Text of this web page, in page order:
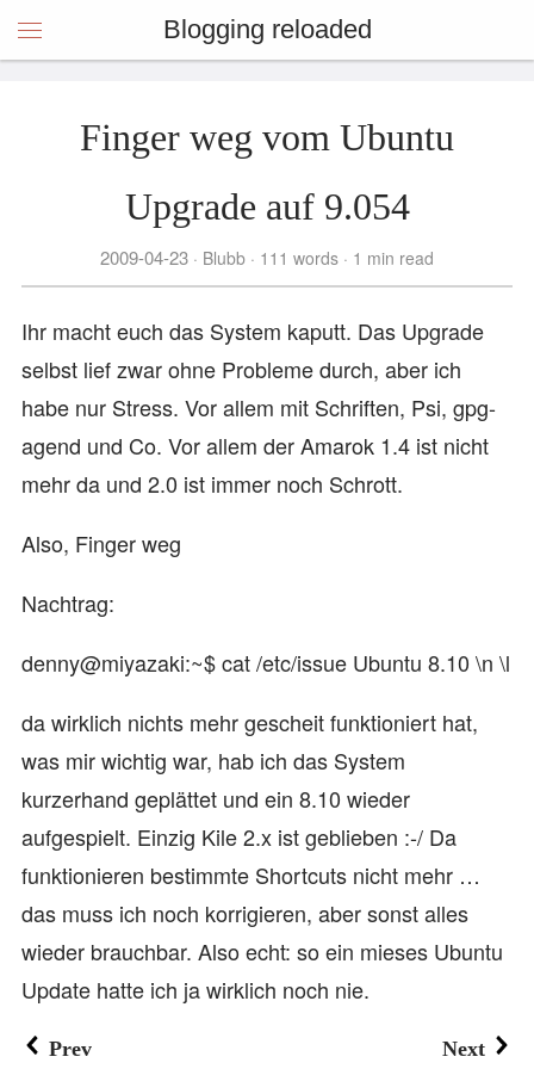
Blogging reloaded
Finger weg vom Ubuntu
Upgrade auf 9.054
2009-04-23 Blubb 111 words 1 min read
Ihr macht euch das System kaputt. Das Upgrade
selbst lief zwar ohne Probleme durch, aber ich
habe nur Stress. Vor allem mit Schriften, Psi, gpg-
agend und Co. Vor allem der Amarok 1.4 ist nicht
mehr da und 2.0 ist immer noch Schrott.
Also, Finger weg
Nachtrag:
denny@miyazaki:~$ cat /etc/issue Ubuntu 8.10 \n \l
da wirklich nichts mehr gescheit funktioniert hat,
was mir wichtig war, hab ich das System
kurzerhand geplättet und ein 8.10 wieder
aufgespielt. Einzig Kile 2.x ist geblieben :-/ Da
funktionieren bestimmte Shortcuts nicht mehr …
das muss ich noch korrigieren, aber sonst alles
wieder brauchbar. Also echt: so ein mieses Ubuntu
Update hatte ich ja wirklich noch nie.
Prev Next